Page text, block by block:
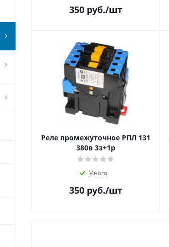
350 руб./шт
Реле промежуточное РПЛ 131
380в 3з+1р
Много
350 руб./шт